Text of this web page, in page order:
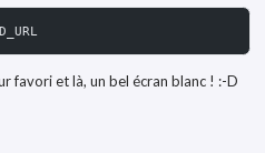
favori et là, un bel écran blanc ! :-D